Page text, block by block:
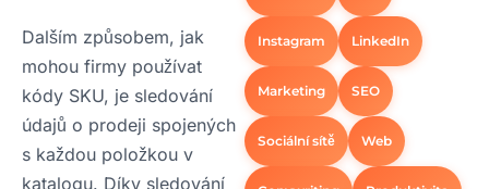
Dalším způsobem, jak
mohou firmy používat
kódy SKU, je sledování
údajů o prodeji spojených
s každou položkou v
katalogu. Díky sledování
Instagram LinkedIn
Marketing SEO
Sociální sítě Web